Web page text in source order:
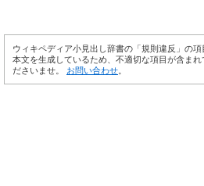
ウィキペディア小見出し辞書の「規則違反」の
本文を生成しているため、不適切な項目が含ま
ださいませ。 お問い合わせ